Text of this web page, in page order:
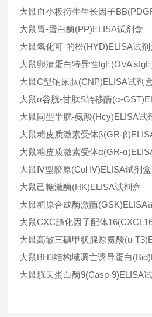
大鼠血小板衍生生长因子
大鼠胃-蛋白酶(PP)ELISA试剂盒
大鼠氢化可-的松(HYD)ELISA试剂
大鼠卵清蛋白特异性IgE(OVA
大鼠C型钠尿肽(CNP)ELISA试剂
大鼠α谷胱-甘肽S转移酶(α-
大鼠同型半胱-氨酸(Hcy)ELISA试
大鼠糖皮质激素受体β(GR-
大鼠糖皮质激素受体α(GR-
大鼠Ⅳ型胶原(Col Ⅳ)ELISA试剂盒
大鼠己糖激酶(HK)ELISA试剂盒
大鼠糖原合成酶激酶(GSK)ELISA
大鼠CXC趋化因子配体
大鼠高敏三碘甲状腺原氨酸(u-
大鼠BH3结构域凋亡诱导蛋白
大鼠胱天蛋白酶9(Casp-9)ELISA